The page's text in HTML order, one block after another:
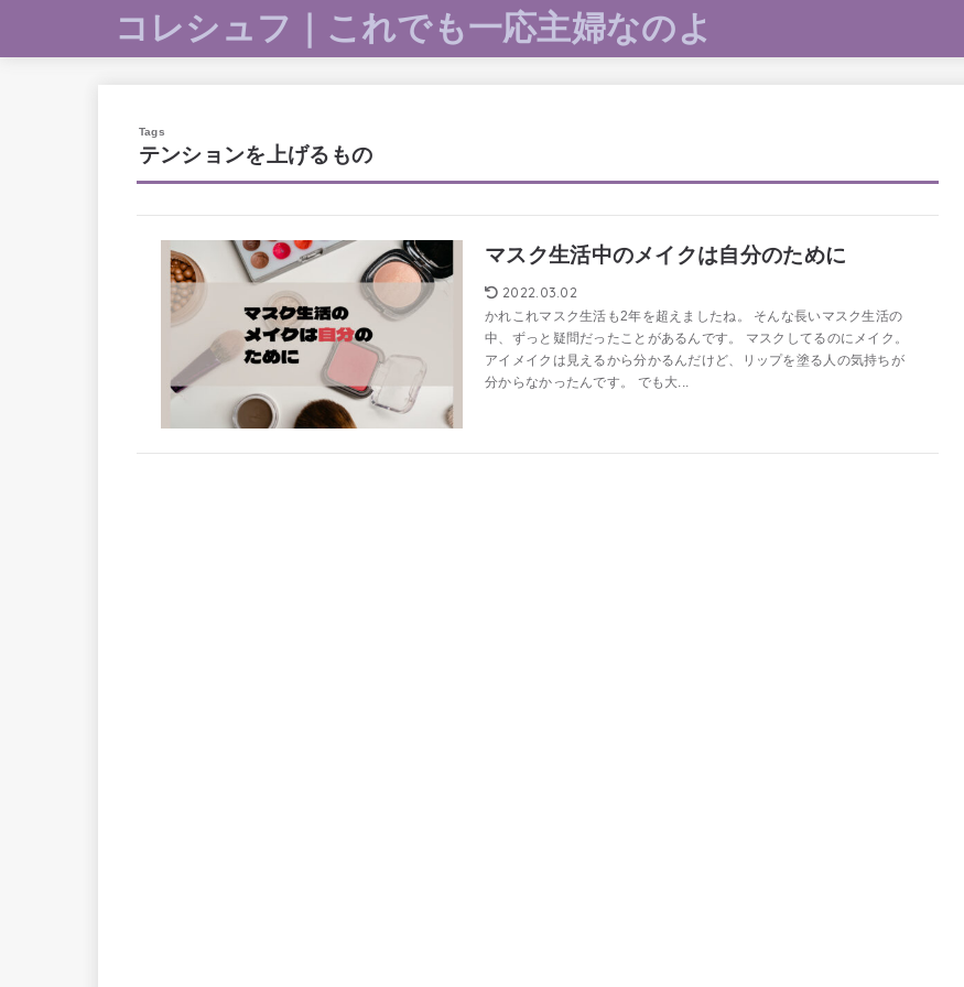
コレシュフ｜これでも一応主婦なのよ
テンションを上げるもの
マスク生活中のメイクは自分のために
2022.03.02
かれこれマスク生活も2年を超えましたね。 そんな長いマスク生活の
中、ずっと疑問だったことがあるんです。 マスクしてるのにメイク。
アイメイクは見えるから分かるんだけど、リップを塗る人の気持ちが
分からなかったんです。 でも大...